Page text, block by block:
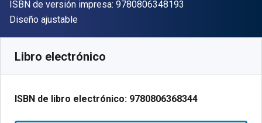
ISBN de versión impresa: 9780806348193
Formato
Diseño ajustable
Libro electrónico
ISBN de libro electrónico: 9780806368344